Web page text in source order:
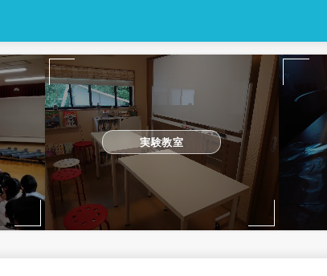
実験教室